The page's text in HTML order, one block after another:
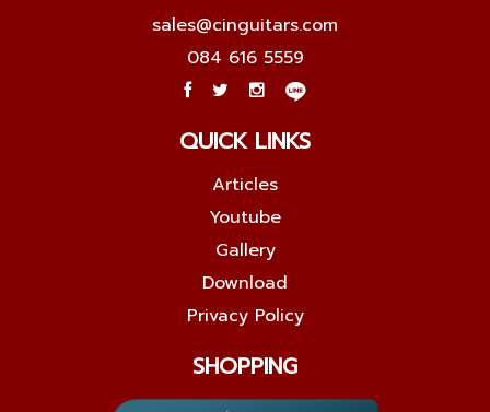
sales@cinguitars.com
084 616 5559
QUICK LINKS
Articles
Youtube
Gallery
Download
Privacy Policy
SHOPPING